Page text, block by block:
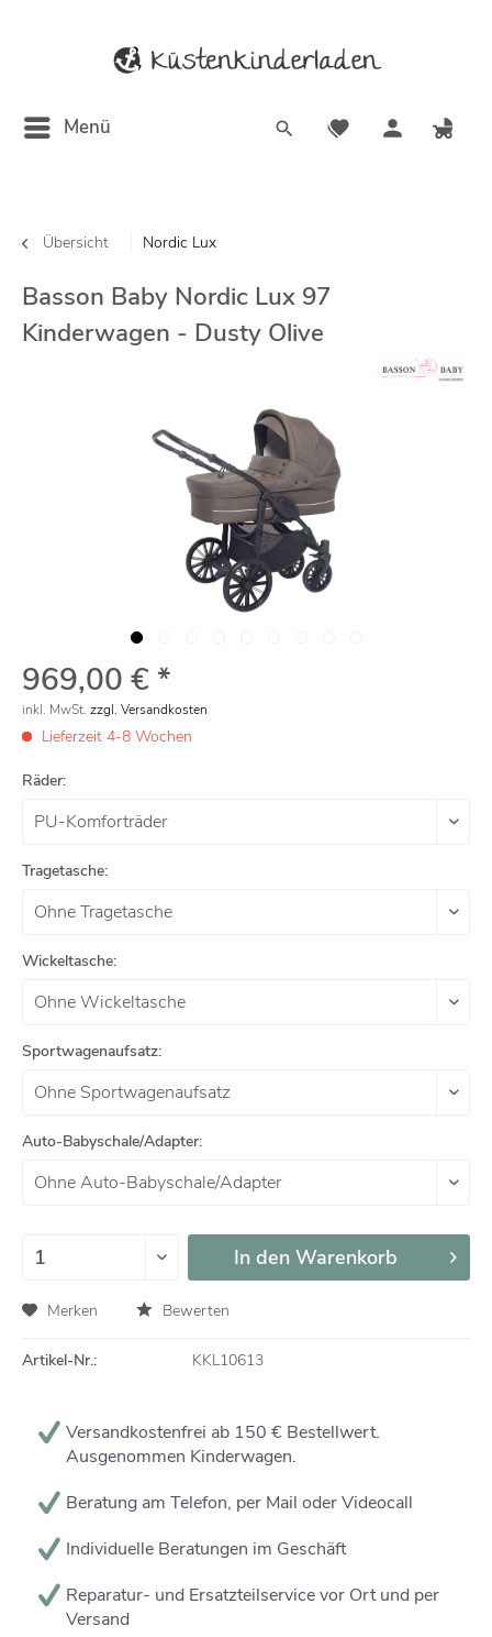
Menü
Übersicht Nordic Lux
Basson Baby Nordic Lux 97
Kinderwagen - Dusty Olive
969,00 € *
inkl. MwSt. zzgl. Versandkosten
Lieferzeit 4-8 Wochen
Räder:
Tragetasche:
Wickeltasche:
Sportwagenaufsatz:
Auto-Babyschale/Adapter:
In den Warenkorb
Merken Bewerten
Artikel-Nr.: KKL10613
Versandkostenfrei ab 150 € Bestellwert.
Ausgenommen Kinderwagen.
Beratung am Telefon, per Mail oder Videocall
Individuelle Beratungen im Geschäft
Reparatur- und Ersatzteilservice vor Ort und per
Versand